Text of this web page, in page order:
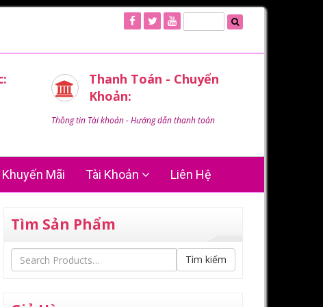
Thanh Toán - Chuyển
Khoản:
Thông tin Tài khoản - Hướng dẫn thanh toán
Khuyến Mãi Tài Khoản Liên Hệ
Tìm Sản Phẩm
Tìm kiếm